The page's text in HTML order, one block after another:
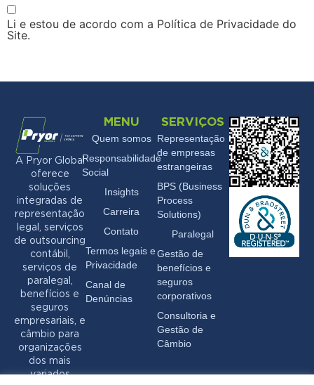
Li e estou de acordo com a Política de Privacidade do
Site.
A Pryor Global
oferece
soluções
integradas de
representação
legal, serviços
de outsourcing
contábil,
serviços de
paralegal,
benefícios e
seguros
empresariais, e
câmbio para
organizações
dos mais
variados
MENU
Quem somos
Responsabilidade
Social
Insights
Carreira
Contato
Termos legais e
Privacidade
Canal de
Denúncias
SERVIÇOS
Representação
de empresas
estrangeiras
BPS (Business
Process
Solutions)
Paralegal
Gestão de
benefícios e
seguros
corporativos
Consultoria e
Gestão de
Câmbio